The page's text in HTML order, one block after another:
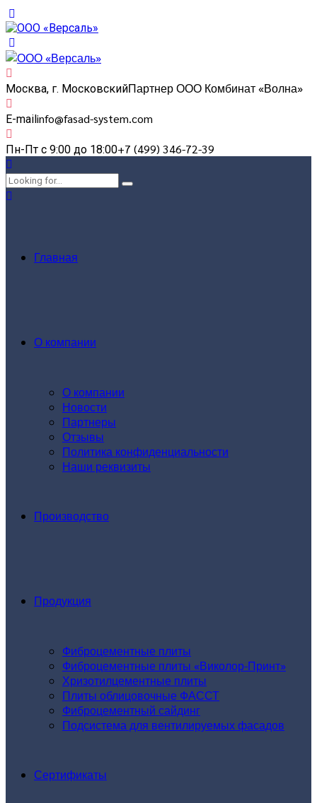
Москва, г. МосковскийПартнер ООО Комбинат «Волна»
E-mailinfo@fasad-system.com
Пн-Пт с 9:00 до 18:00+7 (499) 346-72-39
Главная
О компании
О компании
Новости
Партнеры
Отзывы
Политика конфиденциальности
Наши реквизиты
Производство
Продукция
Фиброцементные плиты
Фиброцементные плиты «Виколор-Принт»
Хризотилцементные плиты
Плиты облицовочные ФАССТ
Фиброцементный сайдинг
Подсистема для вентилируемых фасадов
Сертификаты